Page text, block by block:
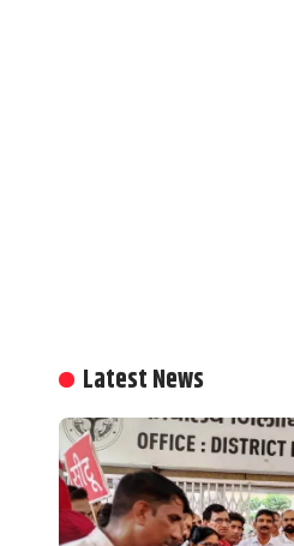
Latest News